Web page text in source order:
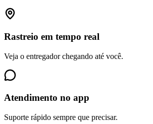
Rastreio em tempo real
Veja o entregador chegando até você.
Atendimento no app
Suporte rápido sempre que precisar.